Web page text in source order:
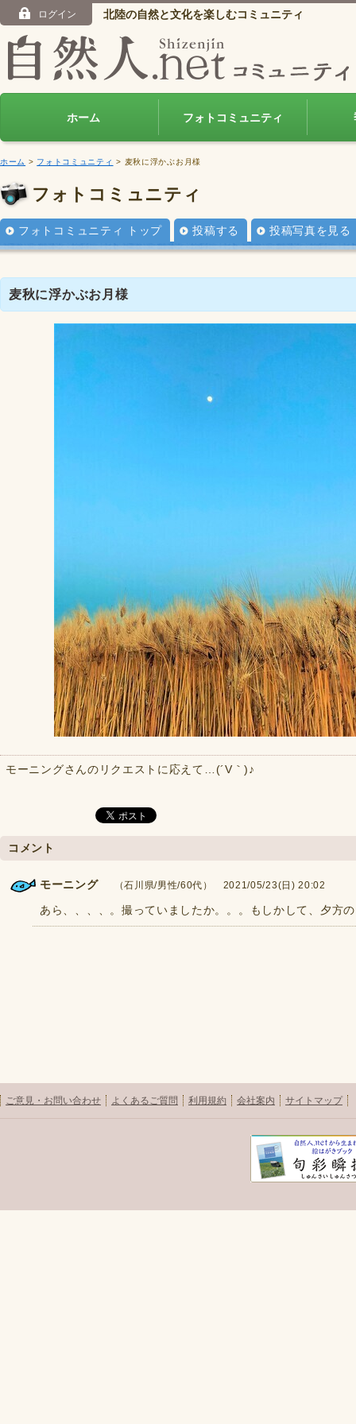
ログイン 北陸の自然と文化を楽しむコミュニティ
ホーム フォトコミュニティ
ホーム > フォトコミュニティ > 麦秋に浮かぶお月様
フォトコミュニティ
フォトコミュニティ トップ 投稿する 投稿写真を見る
麦秋に浮かぶお月様
モーニングさんのリクエストに応えて…(´V｀)♪
コメント
モーニング （石川県/男性/60代） 2021/05/23(日) 20:02
あら、、、、。撮っていましたか。。。もしかして、夕方
ご意見・お問い合わせ よくあるご質問 利用規約 会社案内 サイトマップ